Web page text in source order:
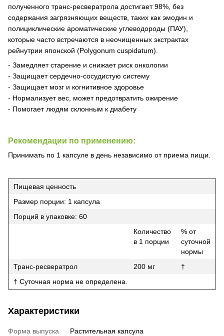
полученного транс-ресвератрола достигает 98%, без
содержания загрязняющих веществ, таких как эмодин и
полициклические ароматические углеводороды (ПАУ),
которые часто встречаются в неочищенных экстрактах
рейнутрии японской (Polygonum cuspidatum).
- Замедляет старение и снижает риск онкологии
- Защищает сердечно-сосудистую систему
- Защищает мозг и когнитивное здоровье
- Нормализует вес, может предотвратить ожирение
- Помогает людям склонным к диабету
Рекомендации по применению:
Принимать по 1 капсуле в день независимо от приема пищи.
Пищевая ценность
Размер порции: 1 капсула
Порций в упаковке: 60
Количество
в 1 порции
% от
суточной
нормы
Транс-ресвератрол
200 мг
†
† Суточная норма не определена.
Характеристики
Форма выпуска
Растительная капсула